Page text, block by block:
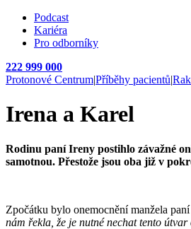
Podcast
Kariéra
Pro odborníky
222 999 000
Protonové Centrum|Příběhy pacientů|
Irena a Karel
Rodinu paní Ireny postihlo závažné
samotnou. Přestože jsou oba již v
Zpočátku bylo onemocnění manžela
nám řekla, že je nutné nechat tento